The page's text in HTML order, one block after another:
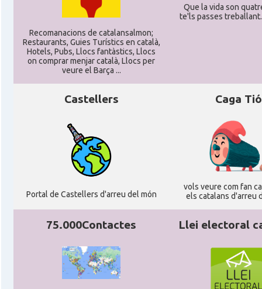
Recomanacions de catalansalmon;
Restaurants, Guies Turístics en català,
Hotels, Pubs, Llocs fantàstics, Llocs
on comprar menjar català, Llocs per
veure el Barça ...
Que la vida son
te'ls passes
Castellers
Portal de Castellers d'arreu del món
Caga Tió
vols veure com fan
els catalans d'arreu
75.000Contactes Llei electoral